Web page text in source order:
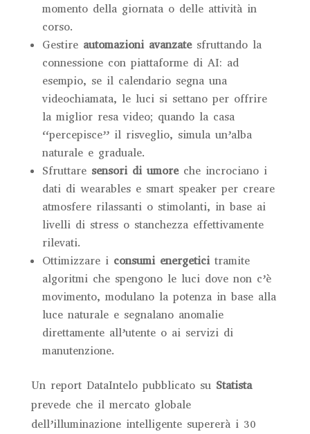
momento della giornata o delle attività in
corso.
Gestire automazioni avanzatesfruttando la
connessione con piattaforme di AI: ad
esempio, se il calendario segna una
videochiamata, le luci si settano per offrire
la miglior resa video; quando la casa
“percepisce” il risveglio, simula un’alba
naturale e graduale.
Sfruttare sensori di umoreche incrociano i
dati di wearables e smart speaker per creare
atmosfere rilassanti o stimolanti, in base ai
livelli di stress o stanchezza effettivamente
rilevati.
Ottimizzare i consumi energeticitramite
algoritmi che spengono le luci dove non c’è
movimento, modulano la potenza in base alla
luce naturale e segnalano anomalie
direttamente all’utente o ai servizi di
manutenzione.
Un report DataIntelo pubblicato su Statista
prevede che il mercato globale
dell’illuminazione intelligente supererà i 30